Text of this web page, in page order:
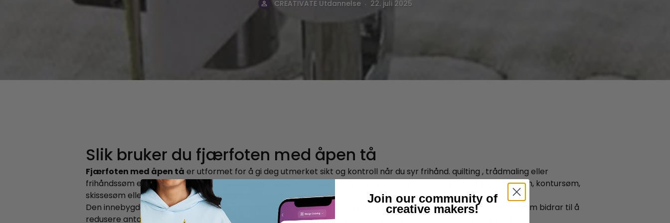
CREATIVATE Utdannelse 22. juli 2025
Slik bruker du fjærfoten med åpen tå
Fjærfoten med åpen tå er utformet for å gi deg utmerket sikt og kontroll når du syr frihånd. quilting , trådmaling eller
frihåndssøm embroidery Den åpne fronten gjør det enkelt å se nøyaktig hvor nålen lander – perfekt for stiplesøm, kontursøm,
skissesøm eller for å følge trykte design på stoff.
Den innebygdefjærmekanismenhindrer at stoffet løfter seg med nålen etter hvert som stinget dannes, noe som bidrar til å
redusere antall sting som hoppes over og forhindrer brudd når du arbeider med spesialtråd eller tyngre tråd.
Join our community of
creative makers!